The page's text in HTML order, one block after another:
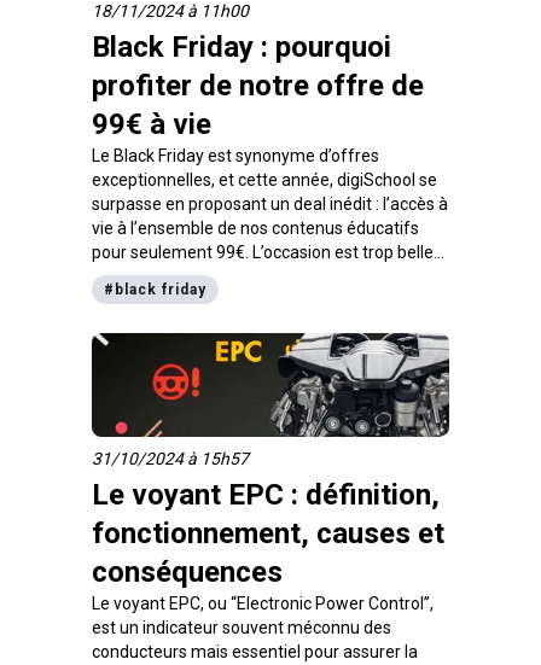
18/11/2024 à 11h00
Black Friday : pourquoi
profiter de notre offre de
99€ à vie
Le Black Friday est synonyme d’offres
exceptionnelles, et cette année, digiSchool se
surpasse en proposant un deal inédit : l’accès à
vie à l’ensemble de nos contenus éducatifs
pour seulement 99€. L’occasion est trop belle
pour être manquée, d’autant plus que cette
offre expire le 02 décembre 2024.
# black friday
31/10/2024 à 15h57
Le voyant EPC : définition,
fonctionnement, causes et
conséquences
Le voyant EPC, ou “Electronic Power Control”,
est un indicateur souvent méconnu des
conducteurs mais essentiel pour assurer la